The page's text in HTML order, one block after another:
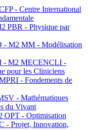
- Centre International
PBR - Physique par
M2 MM - Modélisation
- M2 MECENCLI -
pour les Cliniciens
- Fondements de
- Mathématiques
du Vivant
- Optimisation
- Projet, Innovation,